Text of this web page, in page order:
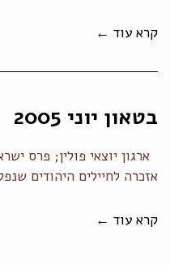
קרא עוד ←
בטאון יוני 2005
ארגון יוצאי פולין; פרס
אזכרה לחיילים היהודים
קרא עוד ←